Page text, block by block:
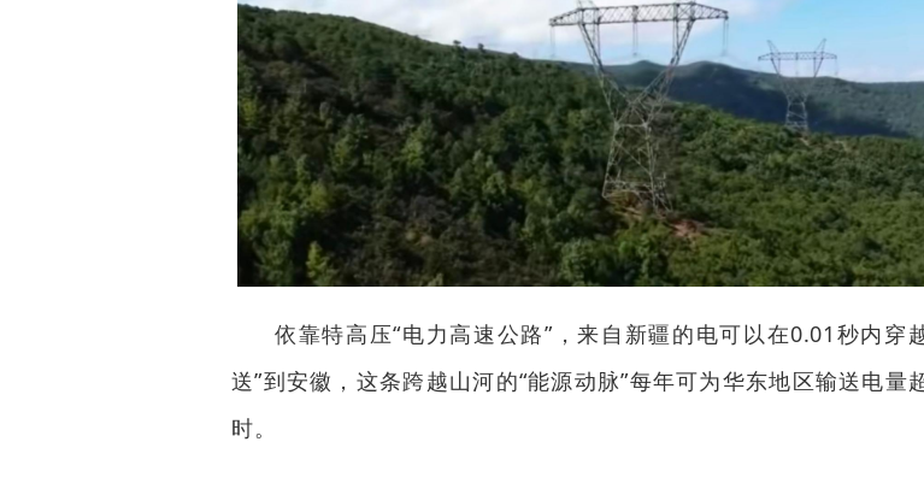
依靠特高压“电力高速公路”，来自新疆的电可以在0.01秒内穿
送”到安徽，这条跨越山河的“能源动脉”每年可为华东地区输送电量
时。